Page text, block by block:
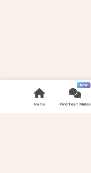
Home
New
Find Team Mates